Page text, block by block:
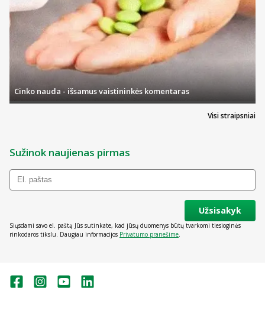
Visi straipsniai
Cinko nauda - išsamus vaistininkės komentaras
Sužinok naujienas pirmas
Užsisakyk
Siųsdami savo el. paštą Jūs sutinkate, kad jūsų duomenys būtų tvarkomi tiesioginės
rinkodaros tikslu. Daugiau informacijos Privatumo pranešime.